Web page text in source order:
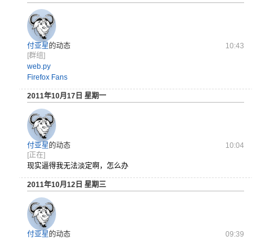
付亚星的动态
10:43
[群组]
web.py
Firefox Fans
2011年10月17日 星期一
付亚星的动态
10:04
[正在]
现实逼得我无法淡定啊，怎么办
2011年10月12日 星期三
付亚星的动态
09:39